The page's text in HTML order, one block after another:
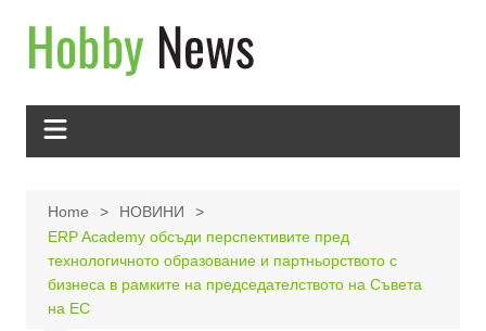
content
Home
НОВИНИ
ERP Academy обсъди перспективите пред
технологичното образование и партньорството с
бизнеса в рамките на председателството на Съвета
на ЕС